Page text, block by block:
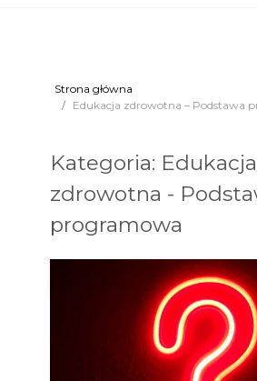
Strona główna
Edukacja zdrowotna – Podstawa
Kategoria: Edukacja
zdrowotna -
programowa